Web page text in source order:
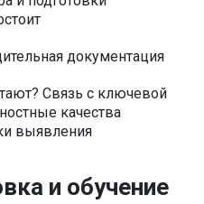
документация
Связь с ключевой
качества
выявления
и обучение